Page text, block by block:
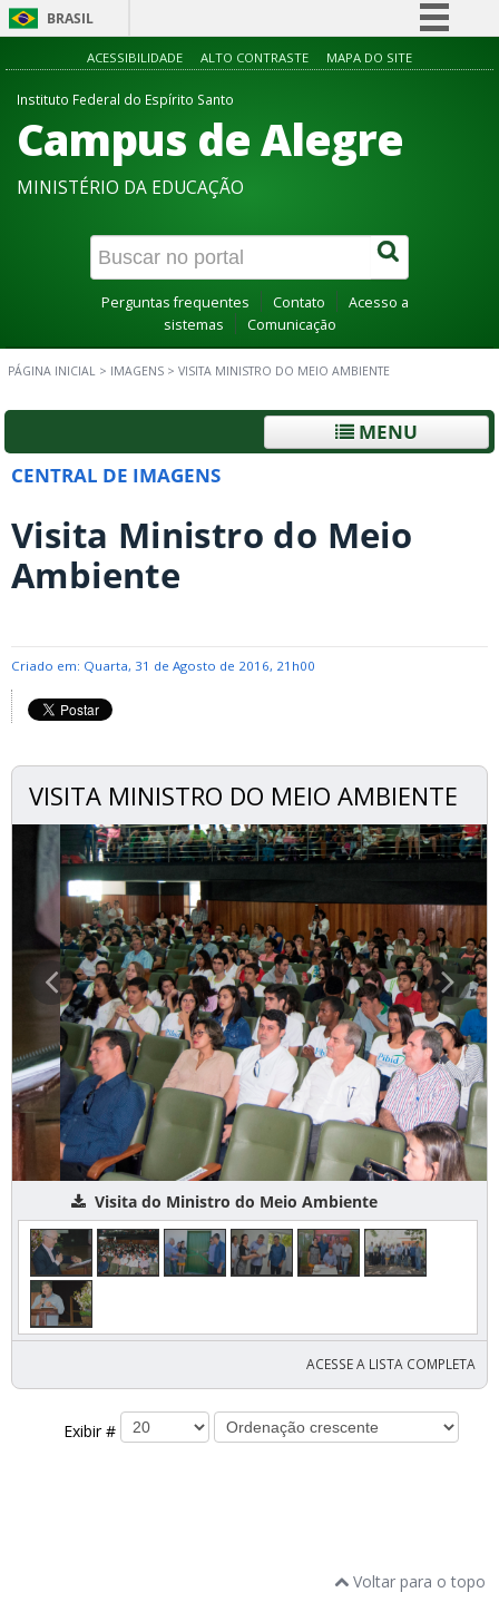
BRASIL
Simplifique!
Acesso à informação
Canais
ACESSIBILIDADE ALTO CONTRASTE MAPA DO SITE
Instituto Federal do Espírito Santo
Campus de Alegre
MINISTÉRIO DA EDUCAÇÃO
Perguntas frequentes Contato
Acesso a
sistemas
Comunicação
PÁGINA INICIAL > IMAGENS > VISITA MINISTRO DO MEIO AMBIENTE
MENU
CENTRAL DE IMAGENS
Visita Ministro do Meio
Ambiente
Criado em: Quarta, 31 de Agosto de 2016, 21h00
VISITA MINISTRO DO MEIO AMBIENTE
Visita do Ministro do Meio Ambiente
ACESSE A LISTA COMPLETA
Exibir #
Voltar para o topo